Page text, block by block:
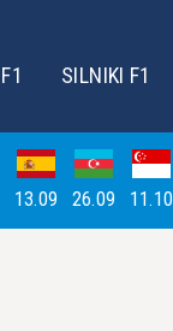
SILNIKI F1
13.09 26.09 11.10